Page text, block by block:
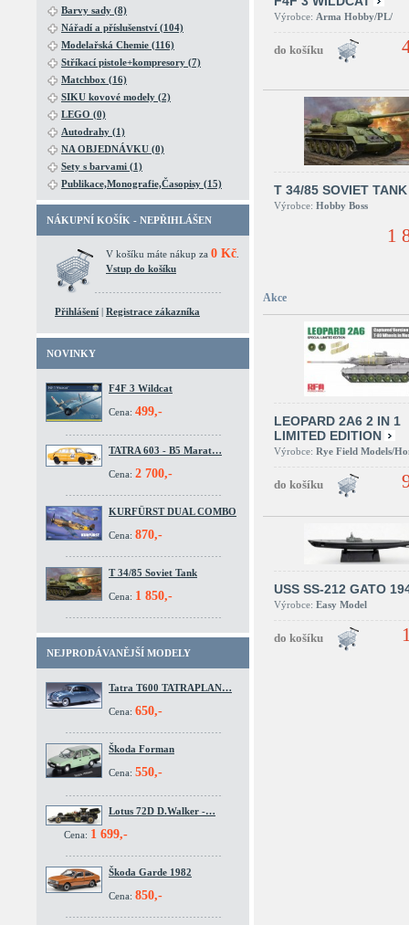
Barvy sady (8)
Nářadí a příslušenství (104)
Modelařská Chemie (116)
Stříkací pistole+kompresory (7)
Matchbox (16)
SIKU kovové modely (2)
LEGO (0)
Autodrahy (1)
NA OBJEDNÁVKU (0)
Sety s barvami (1)
Publikace,Monografie,Časopisy (15)
NÁKUPNÍ KOŠÍK - NEPŘIHLÁŠEN
V košíku máte nákup za 0 Kč
Vstup do košíku
Přihlášení | Registrace zákazníka
NOVINKY
F4F 3 Wildcat
Cena: 499,-
TATRA 603 - B5 Marat…
Cena: 2 700,-
KURFÜRST DUAL COMBO
Cena: 870,-
T 34/85 Soviet Tank
Cena: 1 850,-
NEJPRODÁVANĚJŠÍ MODELY
Tatra T600 TATRAPLAN…
Cena: 650,-
Škoda Forman
Cena: 550,-
Lotus 72D D.Walker -…
Cena: 1 699,-
Škoda Garde 1982
Cena: 850,-
Výrobce: Arma Hobby/PL/
T 34/85 SOVIET TANK
Výrobce: Hobby Boss
1
Akce
LEOPARD 2A6 2 IN 1
LIMITED EDITION
Výrobce: Rye Field Models/
USS SS-212 GATO
Výrobce: Easy Model